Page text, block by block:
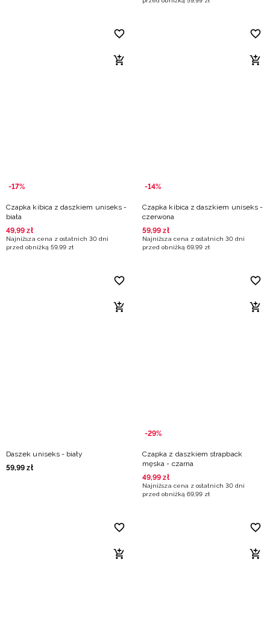
-17%
Czapka kibica z daszkiem uniseks -
biała
49,99 zł
Najniższa cena z ostatnich 30 dni
przed obniżką 59,99 zł
-14%
Czapka kibica z daszkiem uniseks -
czerwona
59,99 zł
Najniższa cena z ostatnich 30 dni
przed obniżką 69,99 zł
Daszek uniseks - biały
59,99 zł
-29%
Czapka z daszkiem strapback
męska - czarna
49,99 zł
Najniższa cena z ostatnich 30 dni
przed obniżką 69,99 zł